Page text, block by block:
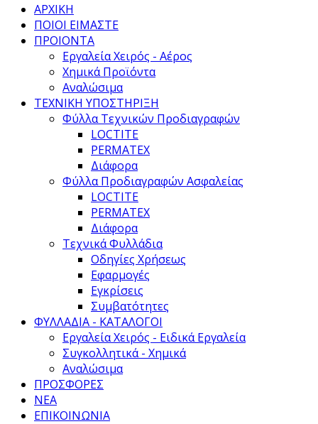
ΑΡΧΙΚΗ
ΠΟΙΟΙ ΕΙΜΑΣΤΕ
ΠΡΟΙΟΝΤΑ
Εργαλεία Χειρός - Αέρος
Χημικά Προϊόντα
Αναλώσιμα
ΤΕΧΝΙΚΗ ΥΠΟΣΤΗΡΙΞΗ
Φύλλα Τεχνικών Προδιαγραφών
LOCTITE
PERMATEX
Διάφορα
Φύλλα Προδιαγραφών Ασφαλείας
LOCTITE
PERMATEX
Διάφορα
Τεχνικά Φυλλάδια
Οδηγίες Χρήσεως
Εφαρμογές
Εγκρίσεις
Συμβατότητες
ΦΥΛΛΑΔΙΑ - ΚΑΤΑΛΟΓΟΙ
Εργαλεία Χειρός - Ειδικά Εργαλεία
Συγκολλητικά - Χημικά
Αναλώσιμα
ΠΡΟΣΦΟΡΕΣ
ΝΕΑ
ΕΠΙΚΟΙΝΩΝΙΑ